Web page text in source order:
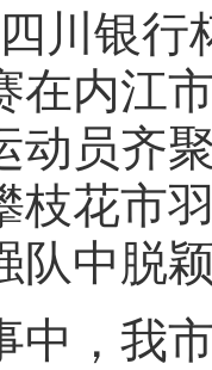
银行
在内江
动员齐
枝花市
队中脱
，我市